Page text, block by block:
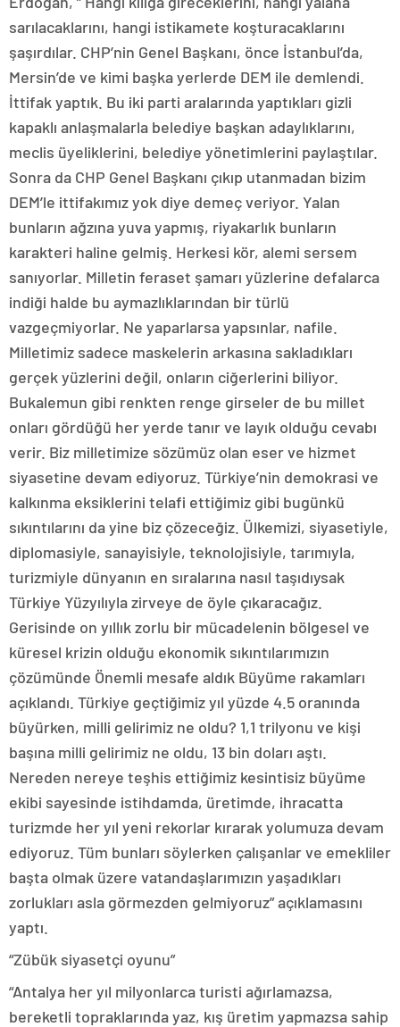
sarılacaklarını, hangi istikamete koşturacaklarını
şaşırdılar. CHP’nin Genel Başkanı, önce İstanbul’da,
Mersin’de ve kimi başka yerlerde DEM ile demlendi.
İttifak yaptık. Bu iki parti aralarında yaptıkları gizli
kapaklı anlaşmalarla belediye başkan adaylıklarını,
meclis üyeliklerini, belediye yönetimlerini paylaştılar.
Sonra da CHP Genel Başkanı çıkıp utanmadan bizim
DEM’le ittifakımız yok diye demeç veriyor. Yalan
bunların ağzına yuva yapmış, riyakarlık bunların
karakteri haline gelmiş. Herkesi kör, alemi sersem
sanıyorlar. Milletin feraset şamarı yüzlerine defalarca
indiği halde bu aymazlıklarından bir türlü
vazgeçmiyorlar. Ne yaparlarsa yapsınlar, nafile.
Milletimiz sadece maskelerin arkasına sakladıkları
gerçek yüzlerini değil, onların ciğerlerini biliyor.
Bukalemun gibi renkten renge girseler de bu millet
onları gördüğü her yerde tanır ve layık olduğu cevabı
verir. Biz milletimize sözümüz olan eser ve hizmet
siyasetine devam ediyoruz. Türkiye’nin demokrasi ve
kalkınma eksiklerini telafi ettiğimiz gibi bugünkü
sıkıntılarını da yine biz çözeceğiz. Ülkemizi, siyasetiyle,
diplomasiyle, sanayisiyle, teknolojisiyle, tarımıyla,
turizmiyle dünyanın en sıralarına nasıl taşıdıysak
Türkiye Yüzyılıyla zirveye de öyle çıkaracağız.
Gerisinde on yıllık zorlu bir mücadelenin bölgesel ve
küresel krizin olduğu ekonomik sıkıntılarımızın
çözümünde Önemli mesafe aldık Büyüme rakamları
açıklandı. Türkiye geçtiğimiz yıl yüzde 4.5 oranında
büyürken, milli gelirimiz ne oldu? 1,1 trilyonu ve kişi
başına milli gelirimiz ne oldu, 13 bin doları aştı.
Nereden nereye teşhis ettiğimiz kesintisiz büyüme
ekibi sayesinde istihdamda, üretimde, ihracatta
turizmde her yıl yeni rekorlar kırarak yolumuza devam
ediyoruz. Tüm bunları söylerken çalışanlar ve emekliler
başta olmak üzere vatandaşlarımızın yaşadıkları
zorlukları asla görmezden gelmiyoruz” açıklamasını
yaptı.
“Zübük siyasetçi oyunu”
“Antalya her yıl milyonlarca turisti ağırlamazsa,
bereketli topraklarında yaz, kış üretim yapmazsa sahip